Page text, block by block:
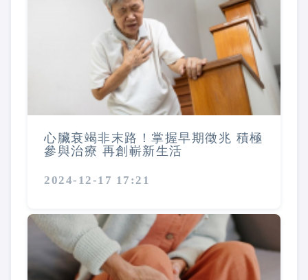
心臟衰竭非末路！掌握早期徵兆 積極
參與治療 再創嶄新生活
2024-12-17 17:21